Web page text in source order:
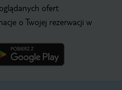
ofert
o Twojej rezerwacji w